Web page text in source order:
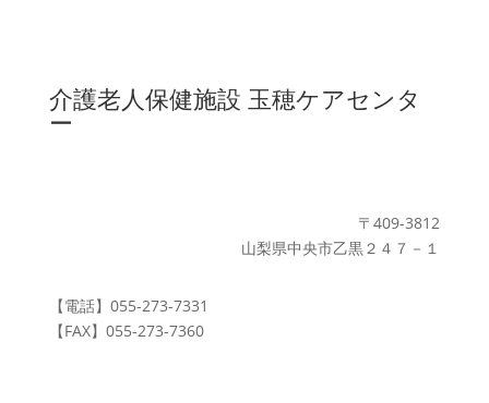
介護老人保健施設 玉穂ケアセンタ
ー
〒409-3812
山梨県中央市乙黒２４７－１
【電話】 055-273-7331
【FAX】 055-273-7360